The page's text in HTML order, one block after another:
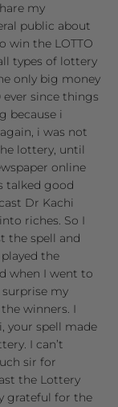
my
public about
win the LOTTO
types of lottery
only big money
ever since things
because i
i was not
lottery, until
online
talked good
Dr Kachi
riches. So I
the spell and
the
when I went to
my
winners. I
your spell made
I can’t
sir for
the Lottery
grateful for the